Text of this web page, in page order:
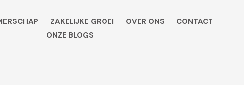
ZAKELIJKE GROEI OVER ONS
CONTACT
ONZE BLOGS